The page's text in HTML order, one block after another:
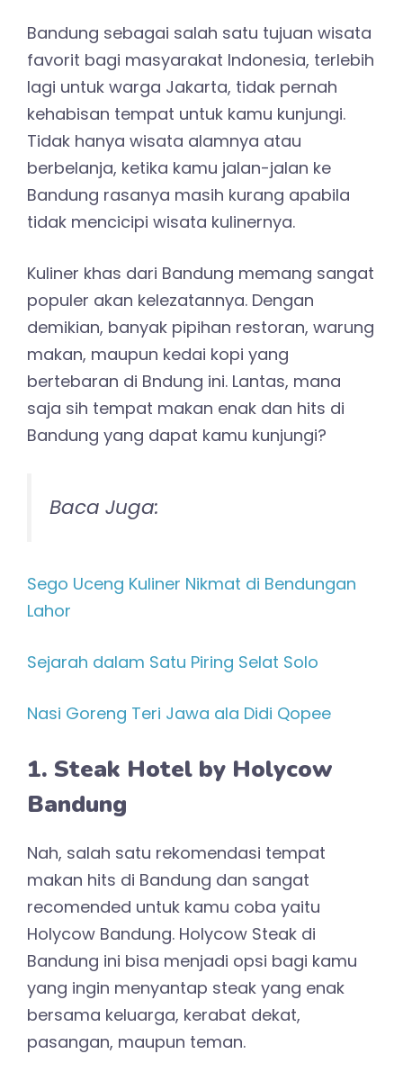
Bandung sebagai salah satu tujuan wisata
favorit bagi masyarakat Indonesia, terlebih
lagi untuk warga Jakarta, tidak pernah
kehabisan tempat untuk kamu kunjungi.
Tidak hanya wisata alamnya atau
berbelanja, ketika kamu jalan-jalan ke
Bandung rasanya masih kurang apabila
tidak mencicipi wisata kulinernya.
Kuliner khas dari Bandung memang sangat
populer akan kelezatannya. Dengan
demikian, banyak pipihan restoran, warung
makan, maupun kedai kopi yang
bertebaran di Bndung ini. Lantas, mana
saja sih tempat makan enak dan hits di
Bandung yang dapat kamu kunjungi?
Baca Juga:
Sego Uceng Kuliner Nikmat di Bendungan
Lahor
Sejarah dalam Satu Piring Selat Solo
Nasi Goreng Teri Jawa ala Didi Qopee
1. Steak Hotel by Holycow
Bandung
Nah, salah satu rekomendasi tempat
makan hits di Bandung dan sangat
recomended untuk kamu coba yaitu
Holycow Bandung. Holycow Steak di
Bandung ini bisa menjadi opsi bagi kamu
yang ingin menyantap steak yang enak
bersama keluarga, kerabat dekat,
pasangan, maupun teman.